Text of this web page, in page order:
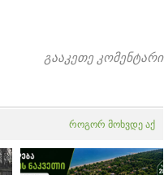
გააკეთე კომენტარი
როგორ მოხვდე აქ